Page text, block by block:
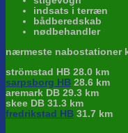
indsats i terræn
bådberedskab
nødbehandler
nærmeste nabostationer
strömstad HB 28.0 km
sarpsborg HB 28.6 km
aremark DB 29.3 km
skee DB 31.3 km
fredrikstad HB 31.7 km